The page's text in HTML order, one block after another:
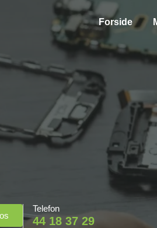
Forside
Telefon
44 18 37 29